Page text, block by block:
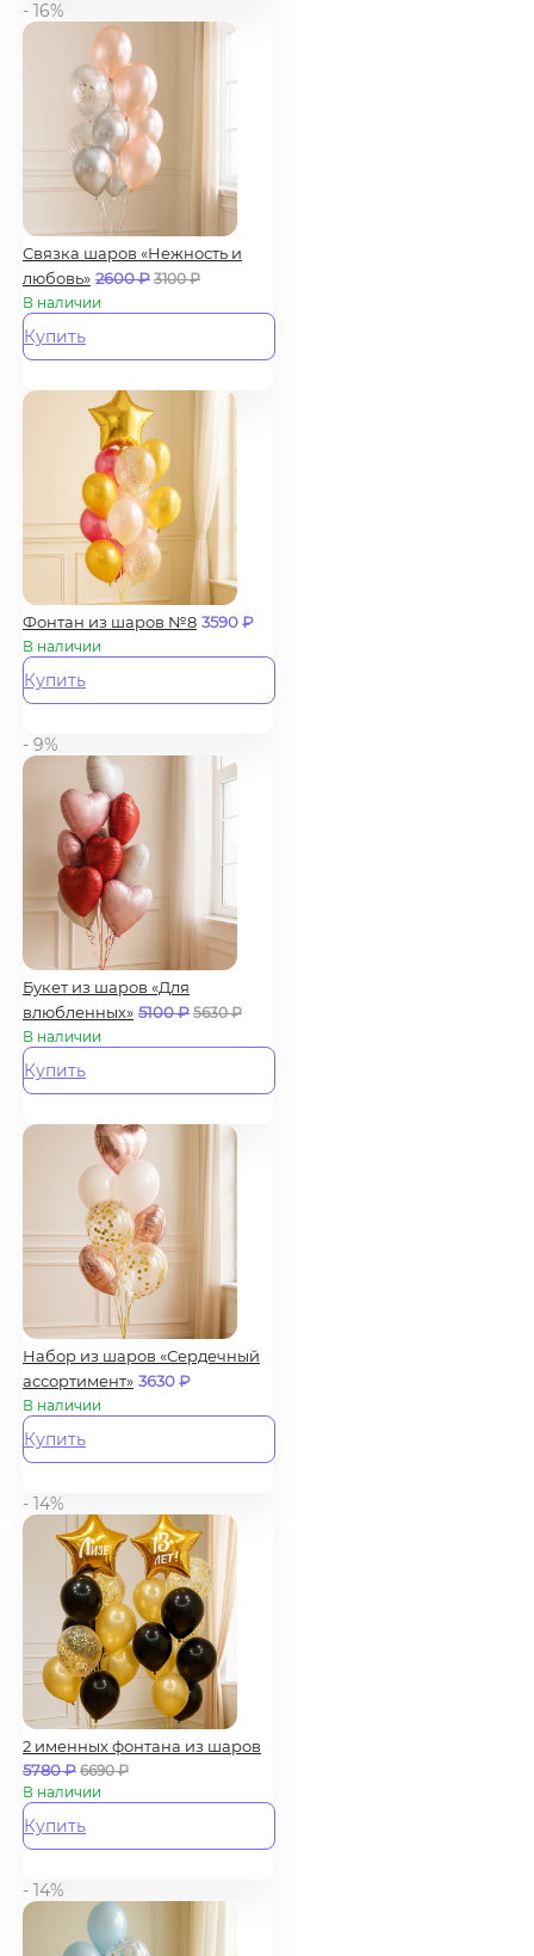
- 16%
Связка шаров «Нежность и
любовь» 2600₽ 3100₽
В наличии
Купить
Фонтан из шаров №8 3590₽
В наличии
Купить
- 9%
Букет из шаров «Для
влюбленных» 5100₽ 5630₽
В наличии
Купить
Набор из шаров «Сердечный
ассортимент» 3630₽
В наличии
Купить
- 14%
2 именных фонтана из шаров
5780₽ 6690₽
В наличии
Купить
- 14%